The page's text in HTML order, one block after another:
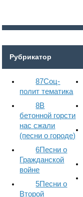
Рубрикатор
87Соц-
полит тематика
8В
бетонной горсти
нас сжали
(песни о городе)
6Песни о
Гражданской
войне
5Песни о
Второй